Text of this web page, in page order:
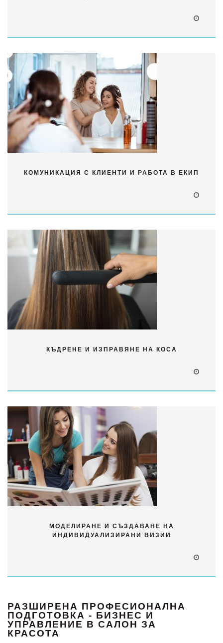
КОМУНИКАЦИЯ С КЛИЕНТИ И РАБОТА В ЕКИП
КЪДРЕНЕ И ИЗПРАВЯНЕ НА КОСА
МОДЕЛИРАНЕ И СЪЗДАВАНЕ НА
ИНДИВИДУАЛИЗИРАНИ ВИЗИИ
РАЗШИРЕНА ПРОФЕСИОНАЛНА
ПОДГОТОВКА - БИЗНЕС И
УПРАВЛЕНИЕ В САЛОН ЗА
КРАСОТА